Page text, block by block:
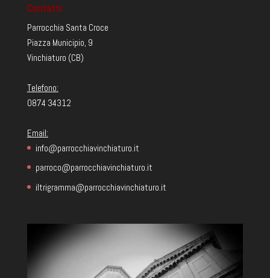
Contatti
Parrocchia Santa Croce
Piazza Municipio, 9
Vinchiaturo (CB)
Telefono:
0874 34312
Email:
info@parrocchiavinchiaturo.it
parroco@parrocchiavinchiaturo.it
iltrigramma@parrocchiavinchiaturo.it